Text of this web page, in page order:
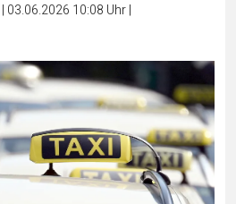
| 03.06.2026 10:08 Uhr|